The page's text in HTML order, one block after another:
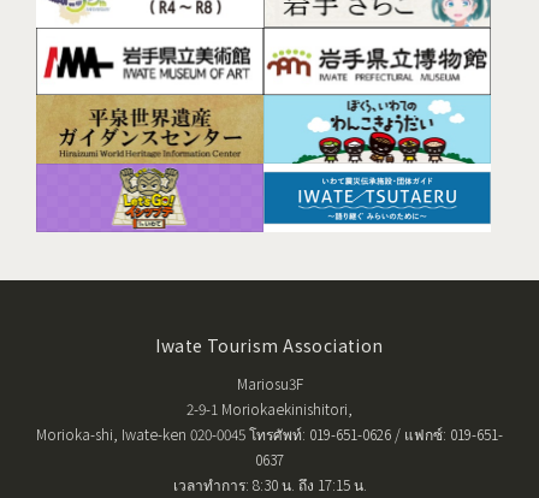
Iwate Tourism Association
Mariosu3F
2-9-1 Moriokaekinishitori,
Morioka-shi, Iwate-ken 020-0045 โทรศัพท์: 019-651-0626 / แฟกซ์: 019-651-
0637
เวลาทำการ: 8:30 น. ถึง 17:15 น.